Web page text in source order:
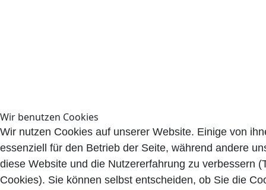
Wir benutzen Cookies
Wir nutzen Cookies auf unserer Website. Einige von
essenziell für den Betrieb der Seite, während andere
diese Website und die Nutzererfahrung zu verbessern
Cookies). Sie können selbst entscheiden, ob Sie die